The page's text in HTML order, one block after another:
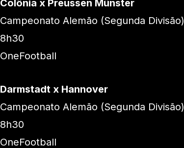
Colônia x Preussen Münster
Campeonato Alemão (Segunda Divisão)
8h30
OneFootball
Darmstadt x Hannover
Campeonato Alemão (Segunda Divisão)
8h30
OneFootball